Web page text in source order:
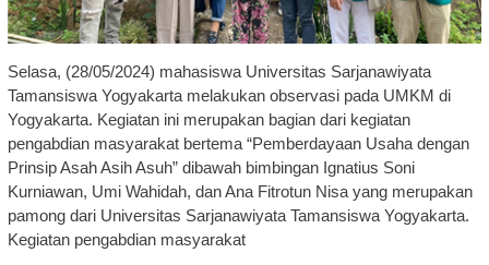
Selasa, (28/05/2024) mahasiswa Universitas Sarjanawiyata
Tamansiswa Yogyakarta melakukan observasi pada UMKM di
Yogyakarta. Kegiatan ini merupakan bagian dari kegiatan
pengabdian masyarakat bertema “Pemberdayaan Usaha dengan
Prinsip Asah Asih Asuh” dibawah bimbingan Ignatius Soni
Kurniawan, Umi Wahidah, dan Ana Fitrotun Nisa yang merupakan
pamong dari Universitas Sarjanawiyata Tamansiswa Yogyakarta.
Kegiatan pengabdian masyarakat